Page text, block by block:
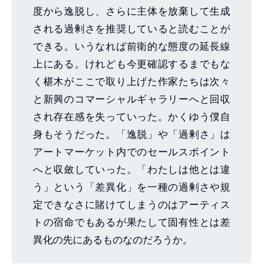
度から逸脱し、さらに主体を放棄して生成
される過剰さを推奨していると読むことが
できる。いうなれば前衛的な態度の延長線
上にある。けれども今更確認するまでもな
く椹木がここで取り上げた作家たちは次々
と新興のコマーシャルギャラリーへと回収
され存在感を失っていった。かくゆう僕自
身もそうだった。「逸脱」や「過剰さ」は
アートマーケット内でのセールスポイント
へと収斂していった。「わたしは他とは違
う」という「差異化」を一種の過剰さや規
定できなさに賭けてしまうのはアーティス
トの宿命でもあるが果たして固有性とは差
異化の先にあるものなのだろうか。